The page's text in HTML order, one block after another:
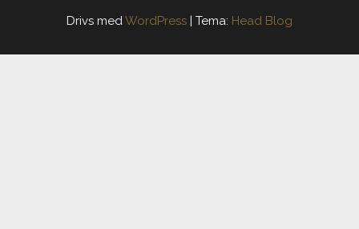
Drivs medWordPress | Tema: Head Blog